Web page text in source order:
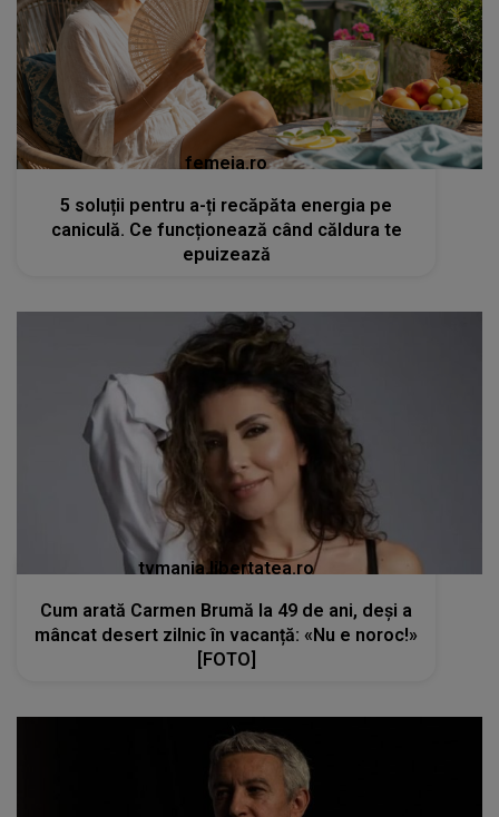
femeia.ro
5 soluții pentru a-ți recăpăta energia pe
caniculă. Ce funcționează când căldura te
epuizează
tvmania.libertatea.ro
Cum arată Carmen Brumă la 49 de ani, deși a
mâncat desert zilnic în vacanță: «Nu e noroc!»
[FOTO]